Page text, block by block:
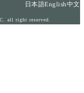
日本語English中文
all right reserved.